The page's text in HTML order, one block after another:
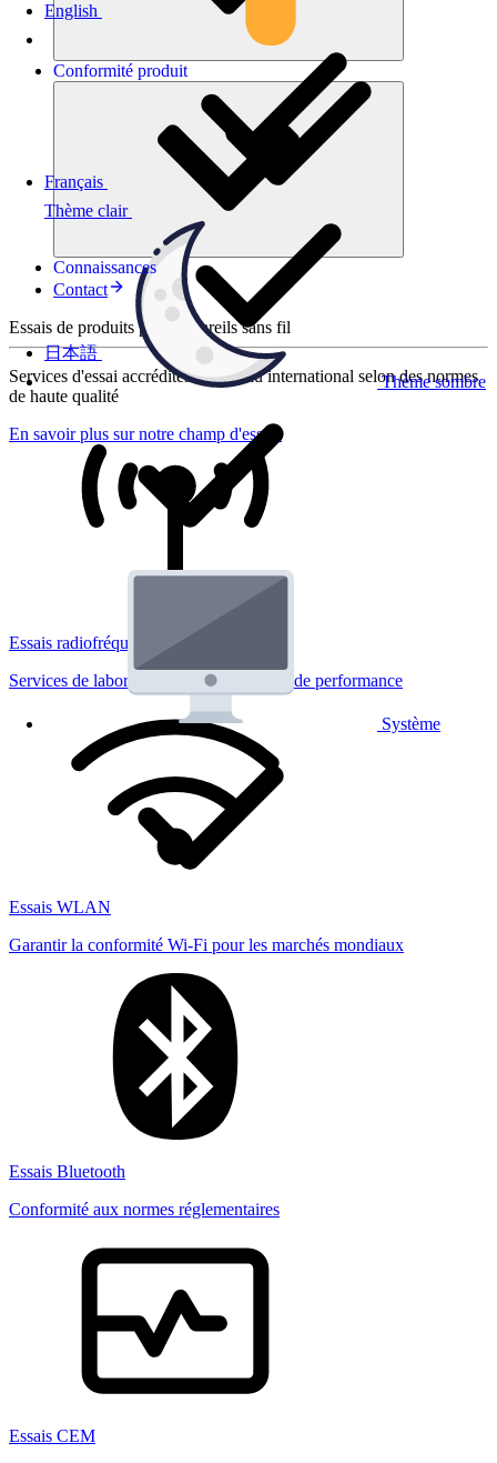
Thème clair
Thème sombre
Système
English
Français
日本語
Conformité produit
Connaissances
Contact
Essais de produits pour appareils sans fil
Services d'essai accrédités au niveau international selon des normes
de haute qualité
En savoir plus sur notre champ d'essais
Essais radiofréquences
Services de laboratoire réglementaires et de performance
Essais WLAN
Garantir la conformité Wi-Fi pour les marchés mondiaux
Essais Bluetooth
Conformité aux normes réglementaires
Essais CEM